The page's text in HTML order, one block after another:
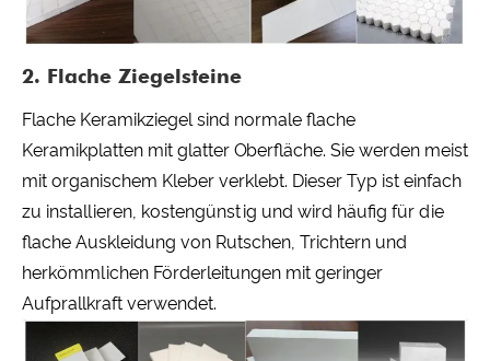
2. Flache Ziegelsteine
Flache Keramikziegel sind normale flache
Keramikplatten mit glatter Oberfläche. Sie werden meist
mit organischem Kleber verklebt. Dieser Typ ist einfach
zu installieren, kostengünstig und wird häufig für die
flache Auskleidung von Rutschen, Trichtern und
herkömmlichen Förderleitungen mit geringer
Aufprallkraft verwendet.